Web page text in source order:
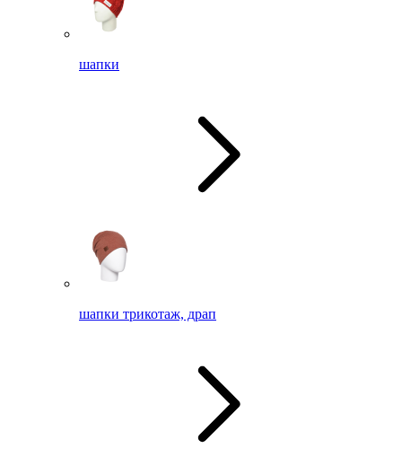
шапки
шапки трикотаж, драп